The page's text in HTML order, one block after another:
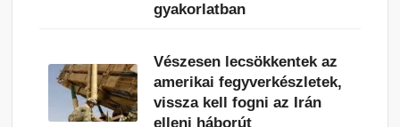
gyakorlatban
Vészesen lecsökkentek az
amerikai fegyverkészletek,
vissza kell fogni az Irán
elleni háborút